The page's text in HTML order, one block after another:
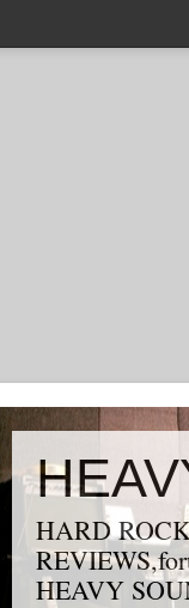
HARD
HEAVY